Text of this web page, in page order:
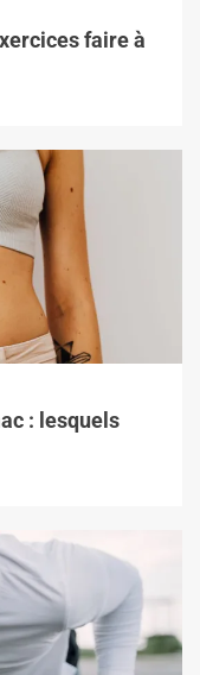
faire à
: lesquels